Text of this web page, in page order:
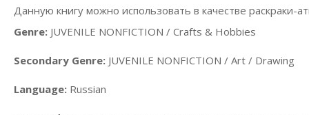
Данную книгу можно использовать в качестве раскраки-
Genre: JUVENILE NONFICTION / Crafts & Hobbies
Secondary Genre: JUVENILE NONFICTION / Art / Drawing
Language: Russian